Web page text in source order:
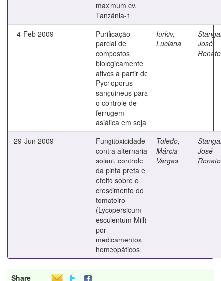
maximum cv.
Tanzânia-1
4-Feb-2009
Purificação
parcial de
compostos
biologicamente
ativos a partir de
Pycnoporus
sanguineus para
o controle de
ferrugem
asiática em soja
Iurkiv,
Luciana
José
Renato
29-Jun-2009
Fungitoxicidade
contra alternaria
solani, controle
da pinta preta e
efeito sobre o
crescimento do
tomateiro
(Lycopersicum
esculentum Mill)
por
medicamentos
homeopáticos
Toledo,
Márcia
Vargas
José
Renato
Share